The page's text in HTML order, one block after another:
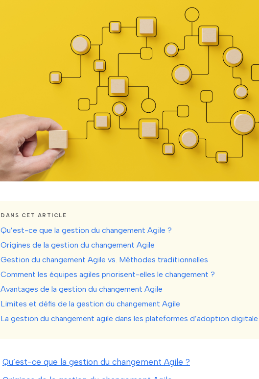
DANS CET ARTICLE
Qu’est-ce que la gestion du changement Agile ?
Origines de la gestion du changement Agile
Gestion du changement Agile vs. Méthodes traditionnelles
Comment les équipes agiles priorisent-elles le changement ?
Avantages de la gestion du changement Agile
Limites et défis de la gestion du changement Agile
La gestion du changement agile dans les plateformes d’adoption
Qu’est-ce que la gestion du changement Agile ?